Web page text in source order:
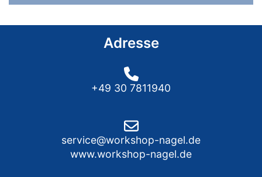
Adresse
+49 30 7811940
service@workshop-nagel.de
www.workshop-nagel.de